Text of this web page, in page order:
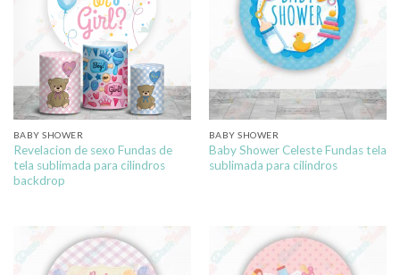
BABY SHOWER
Revelacion de sexo Fundas de
tela sublimada para cilindros
backdrop
BABY SHOWER
Baby Shower Celeste Fundas tela
sublimada para cilindros